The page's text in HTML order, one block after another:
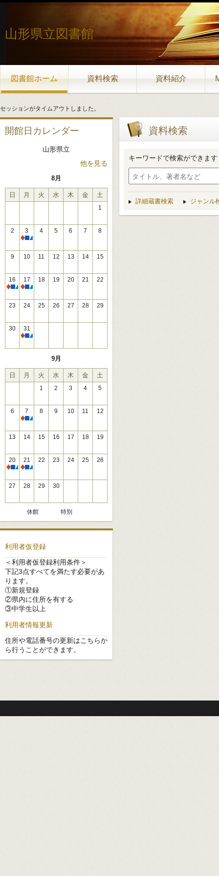
山形県立図書館
図書館ホーム 資料検索 資料紹介
セッションがタイムアウトしました。
開館日カレンダー
山形県立
他を見る
8月
日 月 火 水 木 金 土
1
2
3
休館
4 5 6 7 8
9 10 11 12 13 14 15
16
休館
17
休館
18 19 20 21 22
23 24 25 26 27 28 29
30
31
休館
9月
日 月 火 水 木 金 土
1 2 3 4 5
6
7
休館
8 9 10 11 12
13 14 15 16 17 18 19
20
休館
21
休館
22 23 24 25 26
27 28 29 30
休館 特別
利用者仮登録
＜利用者仮登録利用条件＞
下記3点すべてを満たす必要があ
ります。
①新規登録
②県内に住所を有する
③中学生以上
利用者情報更新
住所や電話番号の更新はこちらか
ら行うことができます。
資料検索
キーワードで検索ができます
詳細蔵書検索 ジャンル